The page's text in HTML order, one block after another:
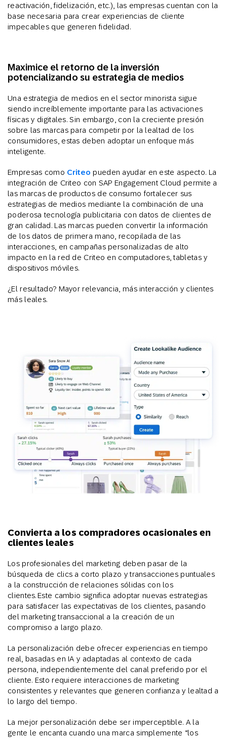
reactivación, fidelización, etc.), las empresas cuentan con la
base necesaria para crear experiencias de cliente
impecables que generen fidelidad.
Maximice el retorno de la inversión
potencializando su estrategia de medios
Una estrategia de medios en el sector minorista sigue
siendo increíblemente importante para las activaciones
físicas y digitales. Sin embargo, con la creciente presión
sobre las marcas para competir por la lealtad de los
consumidores, estas deben adoptar un enfoque más
inteligente.
Empresas como Criteo pueden ayudar en este aspecto. La
integración de Criteo con SAP Engagement Cloud permite a
las marcas de productos de consumo fortalecer sus
estrategias de medios mediante la combinación de una
poderosa tecnología publicitaria con datos de clientes de
gran calidad. Las marcas pueden convertir la información
de los datos de primera mano, recopilada de las
interacciones, en campañas personalizadas de alto
impacto en la red de Criteo en computadores, tabletas y
dispositivos móviles.
¿El resultado? Mayor relevancia, más interacción y clientes
más leales.
Convierta a los compradores ocasionales en
clientes leales
Los profesionales del marketing deben pasar de la
búsqueda de clics a corto plazo y transacciones puntuales
a la construcción de relaciones sólidas con los
clientes. Este cambio significa adoptar nuevas estrategias
para satisfacer las expectativas de los clientes, pasando
del marketing transaccional a la creación de un
compromiso a largo plazo.
La personalización debe ofrecer experiencias en tiempo
real, basadas en IA y adaptadas al contexto de cada
persona, independientemente del canal preferido por el
cliente. Esto requiere interacciones de marketing
consistentes y relevantes que generen confianza y lealtad a
lo largo del tiempo.
La mejor personalización debe ser imperceptible. A la
gente le encanta cuando una marca simplemente “los